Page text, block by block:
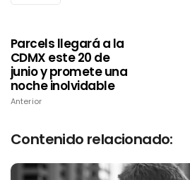
Parcels llegará a la
CDMX este 20 de
junio y promete una
noche inolvidable
Anterior
Contenido relacionado: